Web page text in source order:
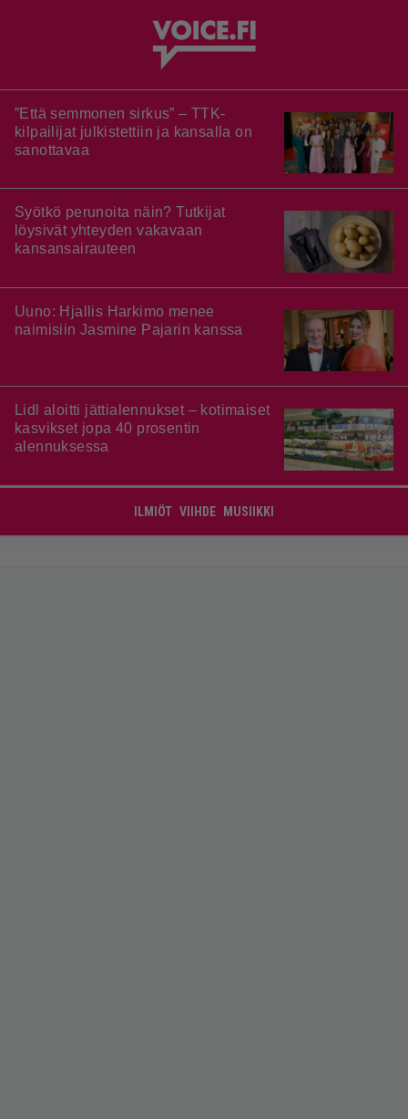
”Että semmonen sirkus” – TTK-
kilpailijat julkistettiin ja kansalla on
sanottavaa
Syötkö perunoita näin? Tutkijat
löysivät yhteyden vakavaan
kansansairauteen
Uuno: Hjallis Harkimo menee
naimisiin Jasmine Pajarin kanssa
Lidl aloitti jättialennukset – kotimaiset
kasvikset jopa 40 prosentin
alennuksessa
ILMIÖT VIIHDE MUSIIKKI